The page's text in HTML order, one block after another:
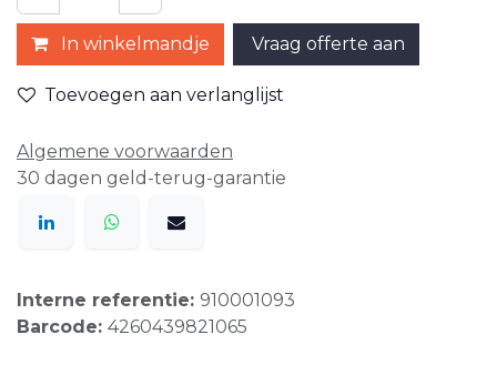
In winkelmandje Vraag offerte aan
Toevoegen aan verlanglijst
Algemene voorwaarden
30 dagen geld-terug-garantie
Interne referentie: 910001093
Barcode: 4260439821065